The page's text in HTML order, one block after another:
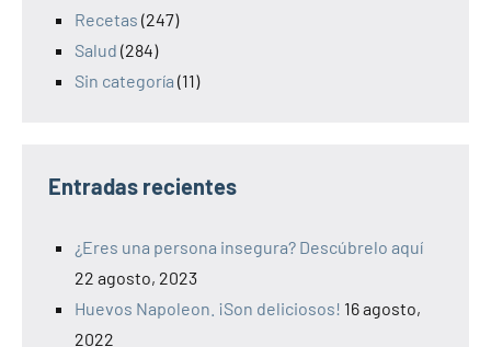
Recetas (247)
Salud (284)
Sin categoría (11)
Entradas recientes
¿Eres una persona insegura? Descúbrelo aquí
22 agosto, 2023
Huevos Napoleon. ¡Son deliciosos! 16 agosto,
2022